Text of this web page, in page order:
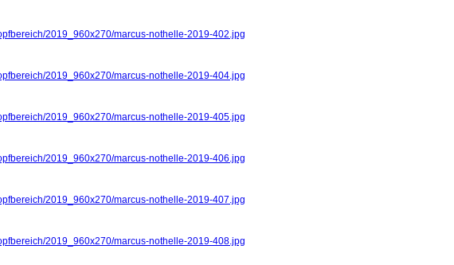
2019_960x270/marcus-nothelle-2019-402.jpg
2019_960x270/marcus-nothelle-2019-404.jpg
2019_960x270/marcus-nothelle-2019-405.jpg
2019_960x270/marcus-nothelle-2019-406.jpg
2019_960x270/marcus-nothelle-2019-407.jpg
2019_960x270/marcus-nothelle-2019-408.jpg